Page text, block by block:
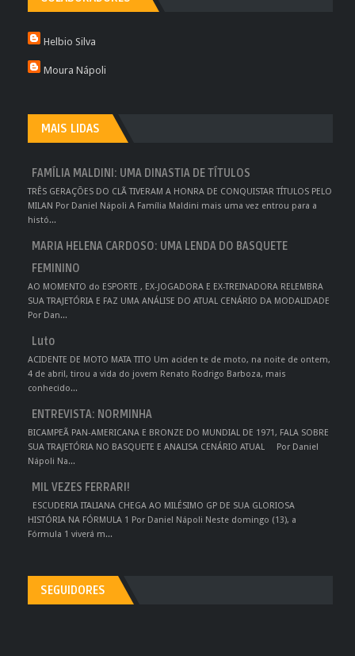
Helbio Silva
Moura Nápoli
MAIS LIDAS
FAMÍLIA MALDINI: UMA DINASTIA DE TÍTULOS
TRÊS GERAÇÕES DO CLÃ TIVERAM A HONRA DE CONQUISTAR TÍTULOS PELO
MILAN Por Daniel Nápoli A Família Maldini mais uma vez entrou para a
histó...
MARIA HELENA CARDOSO: UMA LENDA DO BASQUETE
FEMININO
AO MOMENTO do ESPORTE , EX-JOGADORA E EX-TREINADORA RELEMBRA
SUA TRAJETÓRIA E FAZ UMA ANÁLISE DO ATUAL CENÁRIO DA MODALIDADE
Por Dan...
Luto
ACIDENTE DE MOTO MATA TITO Um aciden te de moto, na noite de ontem,
4 de abril, tirou a vida do jovem Renato Rodrigo Barboza, mais
conhecido...
ENTREVISTA: NORMINHA
BICAMPEÃ PAN-AMERICANA E BRONZE DO MUNDIAL DE 1971, FALA SOBRE
SUA TRAJETÓRIA NO BASQUETE E ANALISA CENÁRIO ATUAL Por Daniel
Nápoli Na...
MIL VEZES FERRARI!
ESCUDERIA ITALIANA CHEGA AO MILÉSIMO GP DE SUA GLORIOSA
HISTÓRIA NA FÓRMULA 1 Por Daniel Nápoli Neste domingo (13), a
Fórmula 1 viverá m...
SEGUIDORES